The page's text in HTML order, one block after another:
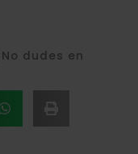
dudes en